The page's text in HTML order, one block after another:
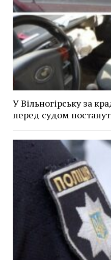
У Вільногірську за
перед судом